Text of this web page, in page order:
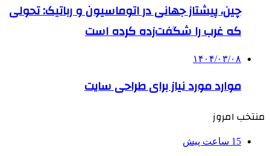
چین، پیشتاز جهانی در اتوماسیون و رباتیک: تحولی
که غرب را شگفت‌زده کرده است
۱۴۰۴/۰۳/۰۸
موارد مورد نیاز برای طراحی سایت
منتخب امروز
15 ساعت پیش